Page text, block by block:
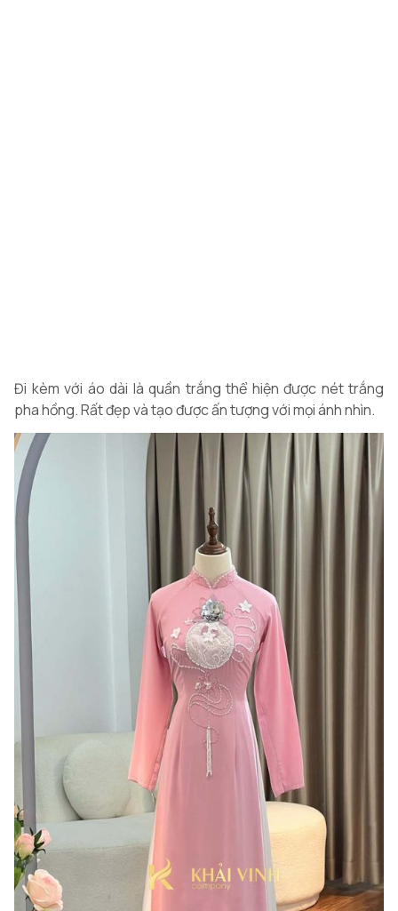
Đi kèm với áo dài là quần trắng thể hiện được nét trắng
pha hồng. Rất đẹp và tạo được ấn tượng với mọi ánh nhìn.